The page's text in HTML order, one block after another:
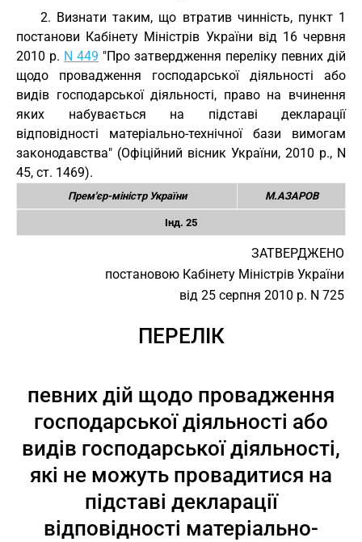
2. Визнати таким, що втратив чинність, пункт 1
постанови Кабінету Міністрів України від 16 червня
2010 р. N 449 "Про затвердження переліку певних дій
щодо провадження господарської діяльності або
видів господарської діяльності, право на вчинення
яких набувається на підставі декларації
відповідності матеріально-технічної бази вимогам
законодавства" (Офіційний вісник України, 2010 р., N
45, ст. 1469).
Прем'єр-міністр України М.АЗАРОВ
Інд. 25
ЗАТВЕРДЖЕНО
постановою Кабінету Міністрів України
від 25 серпня 2010 р. N 725
ПЕРЕЛІК
певних дій щодо провадження
господарської діяльності або
видів господарської діяльності,
які не можуть провадитися на
підставі декларації
відповідності матеріально-